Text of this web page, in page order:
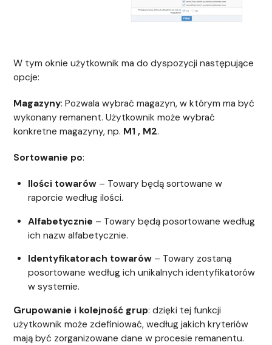
W tym oknie użytkownik ma do dyspozycji następujące
opcje:
Magazyny: Pozwala wybrać magazyn, w którym ma być
wykonany remanent. Użytkownik może wybrać
konkretne magazyny, np. M1 , M2.
Sortowanie po:
Ilości towarów– Towary będą sortowane w
raporcie według ilości.
Alfabetycznie – Towary będą posortowane według
ich nazw alfabetycznie.
Identyfikatorach towarów– Towary zostaną
posortowane według ich unikalnych identyfikatorów
w systemie.
Grupowanie i kolejność grup: dzięki tej funkcji
użytkownik może zdefiniować, według jakich kryteriów
mają być zorganizowane dane w procesie remanentu.